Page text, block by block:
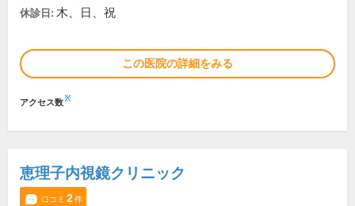
休診日: 木、日、祝
この医院の詳細をみる
アクセス数※
恵理子内視鏡クリニック
口コミ 2件